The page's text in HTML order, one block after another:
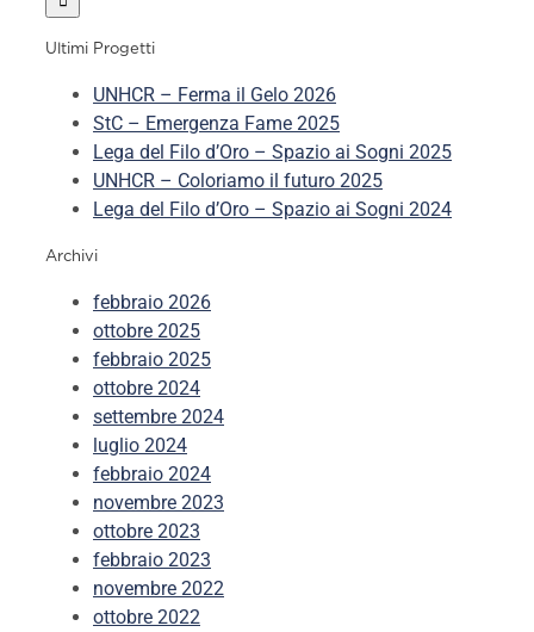
Ultimi Progetti
UNHCR – Ferma il Gelo 2026
StC – Emergenza Fame 2025
Lega del Filo d’Oro – Spazio ai Sogni 2025
UNHCR – Coloriamo il futuro 2025
Lega del Filo d’Oro – Spazio ai Sogni 2024
Archivi
febbraio 2026
ottobre 2025
febbraio 2025
ottobre 2024
settembre 2024
luglio 2024
febbraio 2024
novembre 2023
ottobre 2023
febbraio 2023
novembre 2022
ottobre 2022